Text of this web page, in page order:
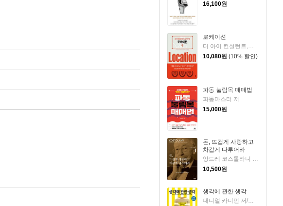
16,100원
로케이션
디 아이 컨설턴트,에노모토 아츠시,구스모토 다카히로 공저/김지영 역
10,080원 (10% 할인)
파동 눌림목 매매법
파동마스터 저
15,000원
돈, 뜨겁게 사랑하고
차갑게 다루어라
앙드레 코스톨라니 저/한윤진 역
10,500원
생각에 관한 생각